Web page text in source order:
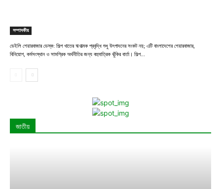
সম্পাদকীয়
ডেইলি শেয়ারবাজার ডেস্ক: শিল্প খাতের ঋণাত্মক প্রবৃদ্ধি শুধু উৎপাদনের সংকট নয়; এটি বাংলাদেশের শেয়ারবাজার,
বিনিয়োগ, কর্মসংস্থান ও সামগ্রিক অর্থনীতির জন্য বহুমাত্রিক ঝুঁকির বার্তা। শিল্প...
জাতীয়